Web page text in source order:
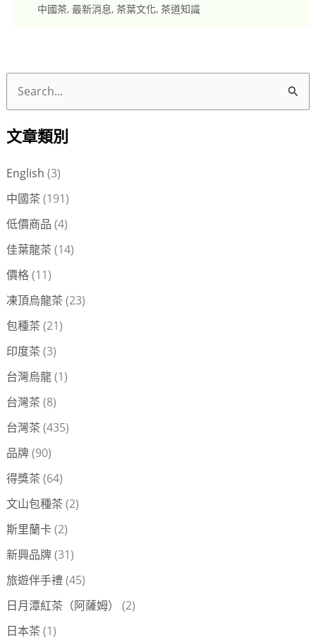
中國茶, 最新消息, 茶葉文化, 茶道知識
關
文章類別
English (3)
中國茶 (191)
低價商品 (4)
佳葉龍茶 (14)
價格(11)
凍頂烏龍茶 (23)
包種茶 (21)
印度茶 (3)
台灣烏龍(1)
台灣茶 (8)
台灣茶 (435)
品牌(90)
得獎茶 (64)
文山包種茶 (2)
斯里蘭卡(2)
新興品牌(31)
旅遊伴手禮(45)
日月潭紅茶（阿薩姆）
(2)
日本茶 (1)